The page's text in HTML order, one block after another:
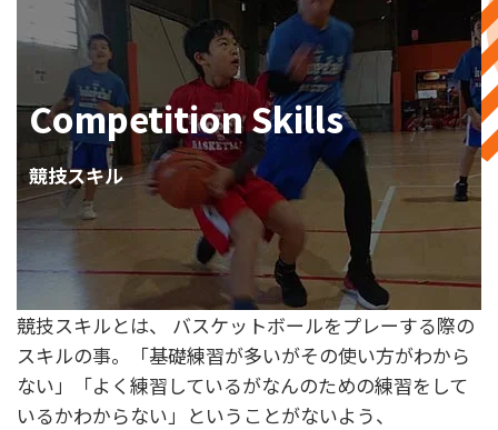
Competition Skills
競技スキル
競技スキルとは、 バスケットボールをプレーする際の
スキルの事。「基礎練習が多いがその使い方がわから
ない」「よく練習しているがなんのための練習をして
いるかわからない」ということがないよう、